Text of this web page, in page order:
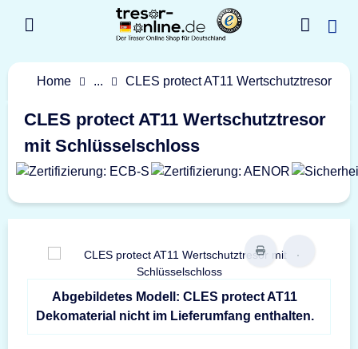
Home ... CLES protect AT11 Wertschutztresor
CLES protect AT11 Wertschutztresor
mit Schlüsselschloss
Abgebildetes Modell: CLES protect AT11
Dekomaterial nicht im Lieferumfang enthalten.